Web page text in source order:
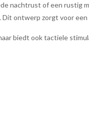
nachtrust of een rustig
ontwerp zorgt voor
biedt ook tactiele